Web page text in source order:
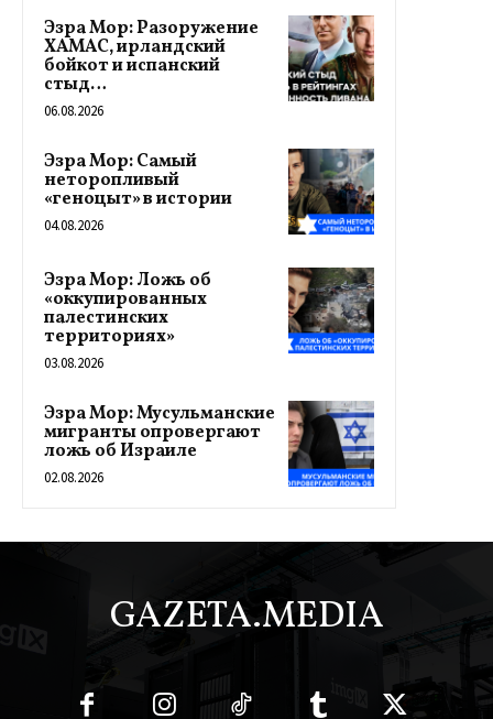
Эзра Мор: Разоружение
ХАМАС, ирландский
бойкот и испанский
стыд…
06.08.2026
Эзра Мор: Самый
неторопливый
«геноцыт» в истории
04.08.2026
Эзра Мор: Ложь об
«оккупированных
палестинских
территориях»
03.08.2026
Эзра Мор: Мусульманские
мигранты опровергают
ложь об Израиле
02.08.2026
GAZETA.MEDIA